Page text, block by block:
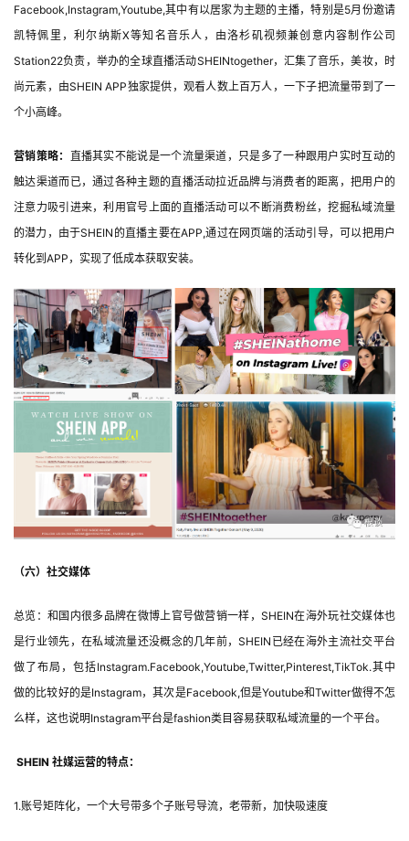
Facebook,Instagram,Youtube,其中有以居家为主题的主播，特别是5月份邀请
凯特佩里，利尔纳斯X等知名音乐人，由洛杉矶视频兼创意内容制作公司
Station22负责，举办的全球直播活动SHEINtogether，汇集了音乐，美妆，时
尚元素，由SHEIN APP独家提供，观看人数上百万人，一下子把流量带到了一
个小高峰。
营销策略： 直播其实不能说是一个流量渠道，只是多了一种跟用户实时互动的
触达渠道而已，通过各种主题的直播活动拉近品牌与消费者的距离，把用户的
注意力吸引进来，利用官号上面的直播活动可以不断消费粉丝，挖掘私域流量
的潜力，由于SHEIN的直播主要在APP,通过在网页端的活动引导，可以把用户
转化到APP，实现了低成本获取安装。
（六）社交媒体
总览：和国内很多品牌在微博上官号做营销一样，SHEIN在海外玩社交媒体也
是行业领先，在私域流量还没概念的几年前，SHEIN已经在海外主流社交平台
做了布局，包括Instagram.Facebook,Youtube,Twitter,Pinterest,TikTok.其中
做的比较好的是Instagram，其次是Facebook,但是Youtube和Twitter做得不怎
么样，这也说明Instagram平台是fashion类目容易获取私域流量的一个平台。
SHEIN 社媒运营的特点：
1.账号矩阵化，一个大号带多个子账号导流，老带新，加快吸速度